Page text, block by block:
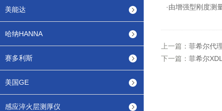
美能达
哈纳HANNA
赛多利斯
美国GE
感应淬火层测厚仪
·由增强型刚度测
上一篇： 菲希尔代
下一篇： 菲希尔